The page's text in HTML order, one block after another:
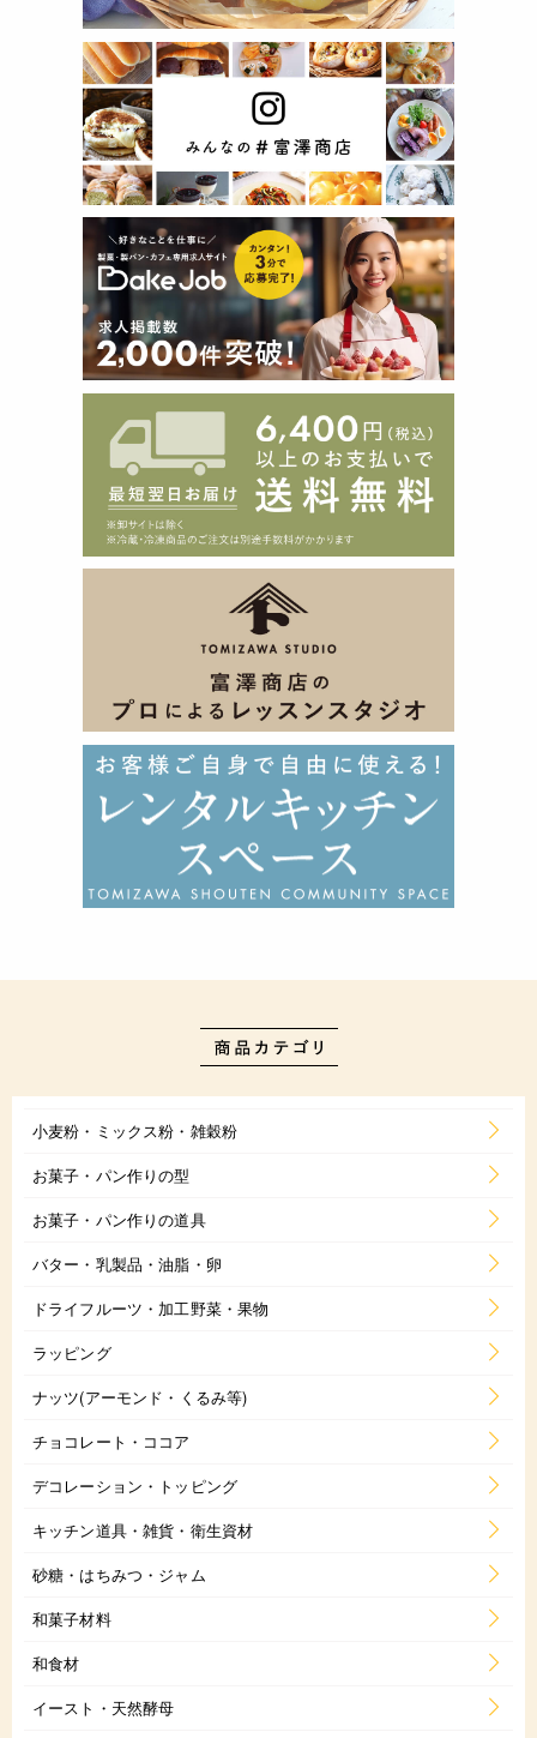
小麦粉・ミックス粉・雑穀粉
お菓子・パン作りの型
お菓子・パン作りの道具
バター・乳製品・油脂・卵
ドライフルーツ・加工野菜・果物
ラッピング
ナッツ(アーモンド・くるみ等)
チョコレート・ココア
デコレーション・トッピング
キッチン道具・雑貨・衛生資材
砂糖・はちみつ・ジャム
和菓子材料
和食材
イースト・天然酵母